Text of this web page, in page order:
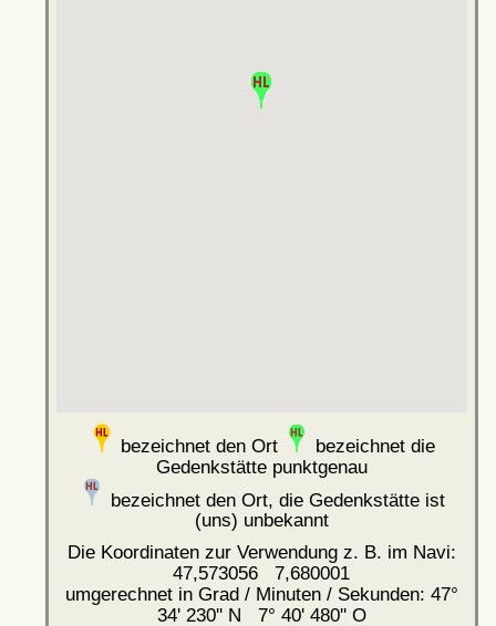
bezeichnet den Ort
bezeichnet die
Gedenkstätte punktgenau
bezeichnet den Ort, die Gedenkstätte ist
(uns) unbekannt
Die Koordinaten zur Verwendung z. B. im Navi:
47,573056 7,680001
umgerechnet in Grad / Minuten / Sekunden: 47°
34' 230'' N 7° 40' 480'' O